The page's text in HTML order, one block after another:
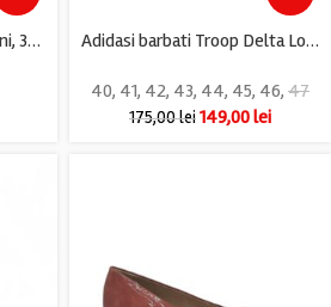
Sandale dama Hangao Goni, 36, imitatie de piele, negru Adidasi barbati Troop Delta Low, imitatie de piele, alb negru
40, 41, 42, 43, 44, 45, 46, 47
175,00lei149,00lei